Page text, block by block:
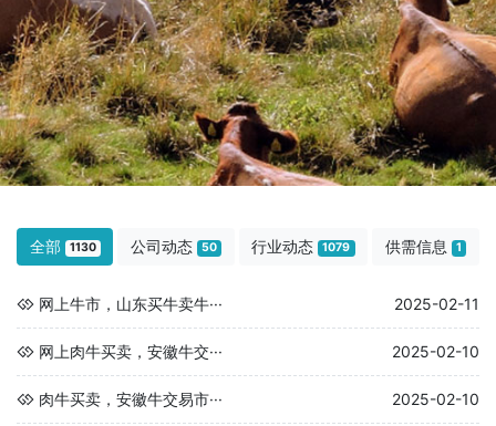
全部 1130 公司动态 50 行业动态 1079 供需信息 1
网上牛市，山东买牛卖牛··· 2025-02-11
网上肉牛买卖，安徽牛交··· 2025-02-10
肉牛买卖，安徽牛交易市··· 2025-02-10